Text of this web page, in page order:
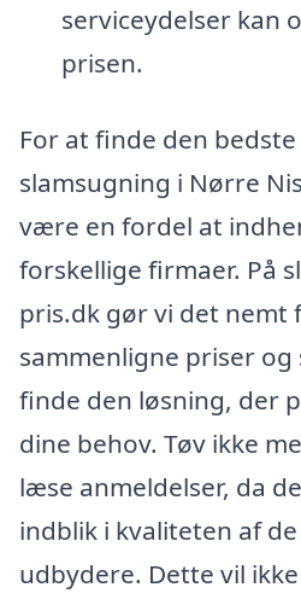
serviceydelser kan
prisen.
For at finde den
slamsugning i Nørre
være en fordel at
forskellige firmaer. På
pris.dk gør vi det nemt
sammenligne priser og
finde den løsning, der
dine behov. Tøv ikke
læse anmeldelser, da
indblik i kvaliteten af
udbydere. Dette vil